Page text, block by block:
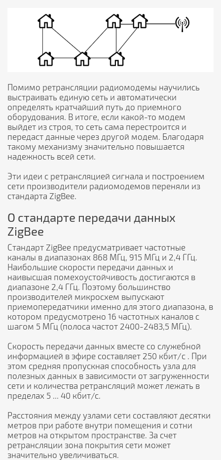
Помимо ретрансляции радиомодемы научились
выстраивать единую сеть и автоматически
определять кратчайший путь до приемного
оборудования. В итоге, если какой-то модем
выйдет из строя, то сеть сама перестроится и
передаст данные через другой модем. Благодаря
такому механизму значительно повышается
надежность всей сети.
Эти идеи с ретрансляцией сигнала и построением
сети производители радиомодемов переняли из
стандарта ZigBee.
О стандарте передачи данных
ZigBee
Стандарт ZigBee предусматривает частотные
каналы в диапазонах 868 МГц, 915 МГц и 2,4 ГГц.
Наибольшие скорости передачи данных и
наивысшая помехоустойчивость достигаются в
диапазоне 2,4 ГГц. Поэтому большинство
производителей микросхем выпускают
приемопередатчики именно для этого диапазона, в
котором предусмотрено 16 частотных каналов с
шагом 5 МГц (полоса частот 2400-2483,5 МГц).
Скорость передачи данных вместе со служебной
информацией в эфире составляет 250 кбит/c . При
этом средняя пропускная способность узла для
полезных данных в зависимости от загруженности
сети и количества ретрансляций может лежать в
пределах 5 ... 40 кбит/с.
Расстояния между узлами сети составляют десятки
метров при работе внутри помещения и сотни
метров на открытом пространстве. За счет
ретрансляции зона покрытия сети может
значительно увеличиваться.